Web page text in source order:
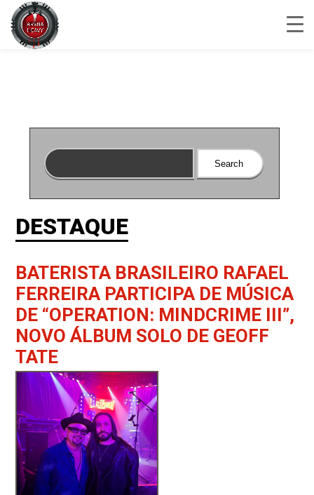
DESTAQUE
BATERISTA BRASILEIRO RAFAEL
FERREIRA PARTICIPA DE MÚSICA
DE “OPERATION: MINDCRIME III”,
NOVO ÁLBUM SOLO DE GEOFF
TATE